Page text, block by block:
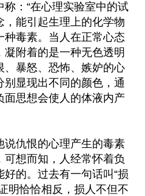
：“在心理实验室中的试
能引起生理上的化学物
种毒素。当人在正常心态
附着的是一种无色透明
、暴怒、恐怖、嫉妒的心
显现出不同的颜色，通
面思想会使人的体液内产
说仇恨的心理产生的毒素
想而知，人经常怀着负
的。过去有一句话叫“损
明恰恰相反，损人不但不